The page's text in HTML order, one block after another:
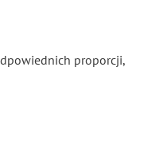
proporcji,